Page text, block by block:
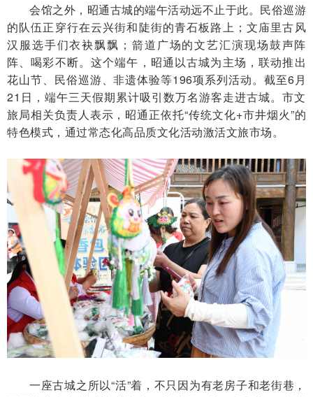
会馆之外，昭通古城的端午活动远不止于此。民俗巡游
的队伍正穿行在云兴街和陡街的青石板路上；文庙里古风
汉服选手们衣袂飘飘；箭道广场的文艺汇演现场鼓声阵
阵、喝彩不断。这个端午，昭通以古城为主场，联动推出
花山节、民俗巡游、非遗体验等196项系列活动。截至6月
21日，端午三天假期累计吸引数万名游客走进古城。市文
旅局相关负责人表示，昭通正依托“传统文化+市井烟火”的
特色模式，通过常态化高品质文化活动激活文旅市场。
一座古城之所以“活”着，不只因为有老房子和老街巷，